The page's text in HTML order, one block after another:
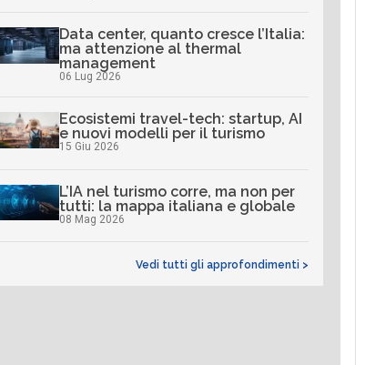
Data center, quanto cresce l’Italia:
ma attenzione al thermal
management
06 Lug 2026
Ecosistemi travel-tech: startup, AI
e nuovi modelli per il turismo
15 Giu 2026
L’IA nel turismo corre, ma non per
tutti: la mappa italiana e globale
08 Mag 2026
Vedi tutti gli approfondimenti >